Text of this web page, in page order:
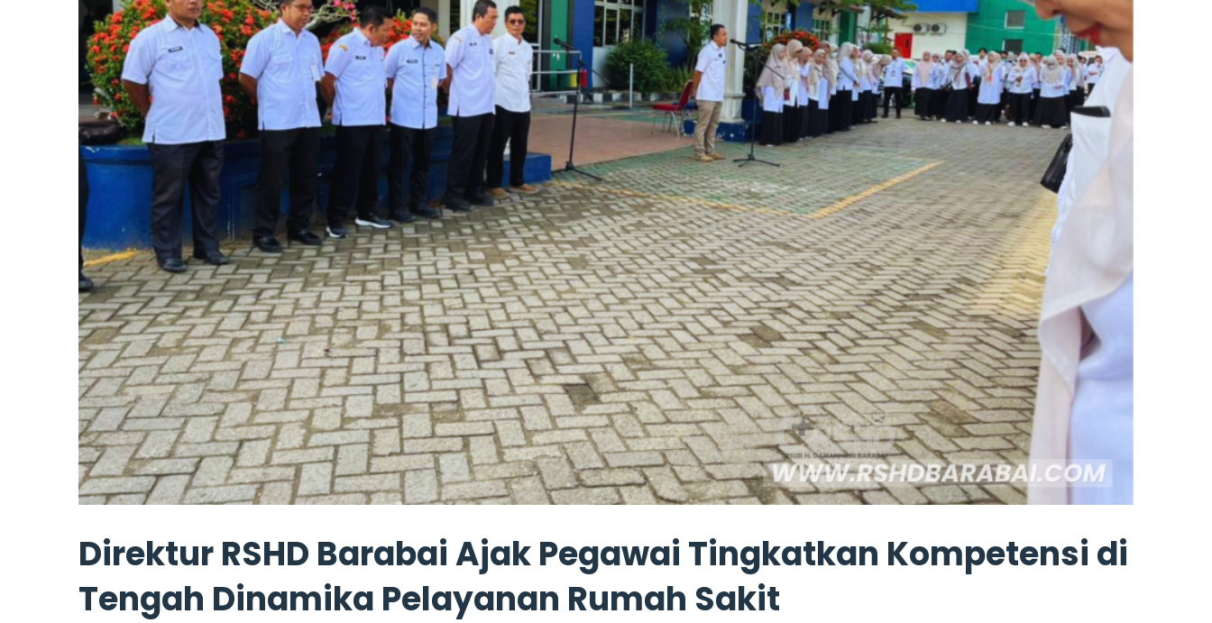
Direktur RSHD Barabai Ajak Pegawai Tingkatkan Kompetensi di
Tengah Dinamika Pelayanan Rumah Sakit